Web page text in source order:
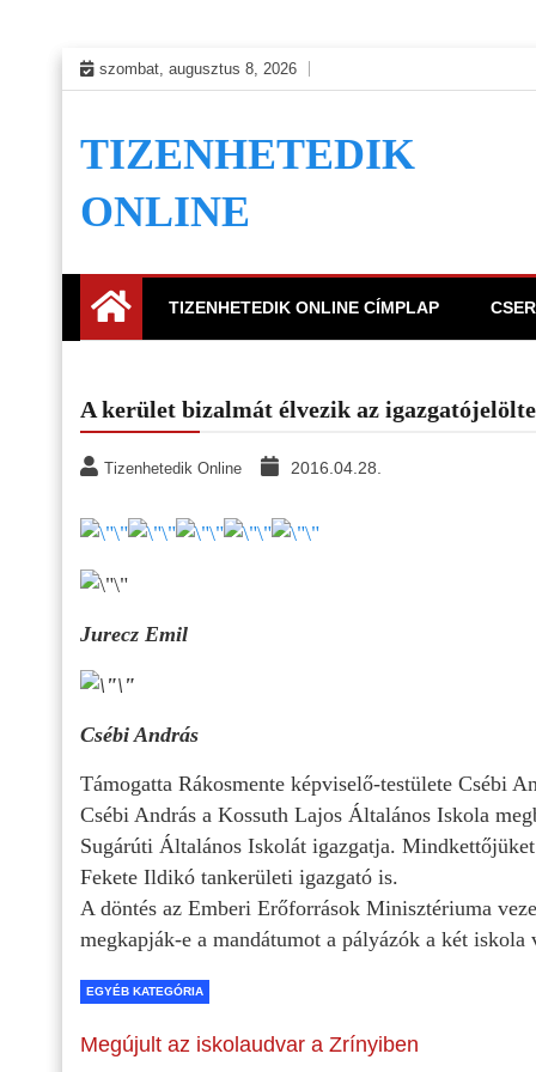
Skip
to
szombat, augusztus 8, 2026
TIZENHETEDIK
ONLINE
TIZENHETEDIK ONLINE CÍMPLAP
A kerület bizalmát élvezik az
Tizenhetedik Online 2016.04.28.
Jurecz Emil
Csébi András
Támogatta Rákosmente képviselő-testülete Csébi
Csébi András a Kossuth Lajos Általános Iskola
Sugárúti Általános Iskolát igazgatja.
Fekete Ildikó tankerületi igazgató is.
A döntés az Emberi Erőforrások Minisztériuma
megkapják-e a mandátumot a pályázók a két iskola
EGYÉB KATEGÓRIA
Megújult az iskolaudvar a Zrínyiben